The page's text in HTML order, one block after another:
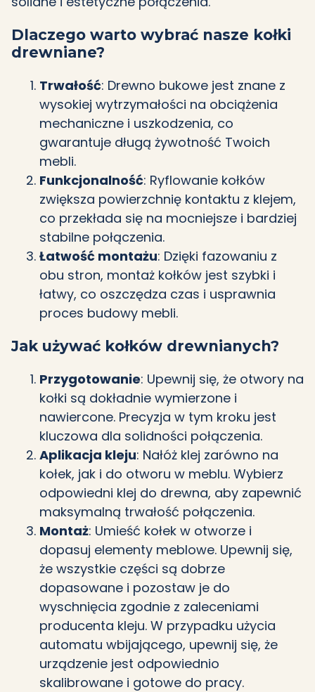
Dlaczego warto wybrać nasze kołki
drewniane?
Trwałość: Drewno bukowe jest znane z
wysokiej wytrzymałości na obciążenia
mechaniczne i uszkodzenia, co
gwarantuje długą żywotność Twoich
mebli.
Funkcjonalność: Ryflowanie kołków
zwiększa powierzchnię kontaktu z klejem,
co przekłada się na mocniejsze i bardziej
stabilne połączenia.
Łatwość montażu: Dzięki fazowaniu z
obu stron, montaż kołków jest szybki i
łatwy, co oszczędza czas i usprawnia
proces budowy mebli.
Jak używać kołków drewnianych?
Przygotowanie: Upewnij się, że otwory na
kołki są dokładnie wymierzone i
nawiercone. Precyzja w tym kroku jest
kluczowa dla solidności połączenia.
Aplikacja kleju: Nałóż klej zarówno na
kołek, jak i do otworu w meblu. Wybierz
odpowiedni klej do drewna, aby zapewnić
maksymalną trwałość połączenia.
Montaż: Umieść kołek w otworze i
dopasuj elementy meblowe. Upewnij się,
że wszystkie części są dobrze
dopasowane i pozostaw je do
wyschnięcia zgodnie z zaleceniami
producenta kleju. W przypadku użycia
automatu wbijającego, upewnij się, że
urządzenie jest odpowiednio
skalibrowane i gotowe do pracy.